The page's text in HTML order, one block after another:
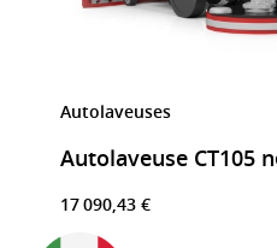
Autolaveuses
17 090,43 €